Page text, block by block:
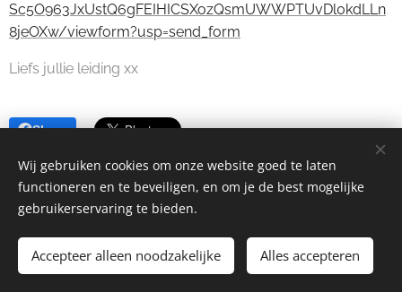
Sc5O963JxUstQ6gFEIHICSXozQsmUWWPTUvDl0kdLLn
8jeOXw/viewform?usp=send_form
Liefs jullie leiding xx
Share
info@chirowaarschoot.be Cookies
Wij gebruiken cookies om onze website goed te laten
functioneren en te beveiligen, en om je de best mogelijke
gebruikerservaring te bieden.
Accepteer alleen noodzakelijke Alles accepteren